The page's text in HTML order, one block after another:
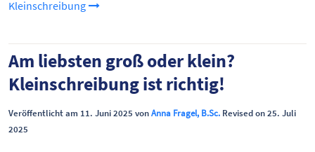
Kleinschreibung
Am liebsten groß oder klein?
Kleinschreibung ist richtig!
Veröffentlicht am 11. Juni 2025 vonAnna Fragel, B.Sc. Revised on 25. Juli
2025